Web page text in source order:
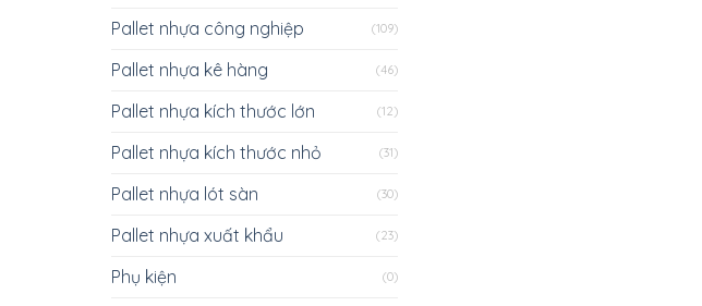
Pallet nhựa công nghiệp (109)
Pallet nhựa kê hàng (46)
Pallet nhựa kích thước lớn (12)
Pallet nhựa kích thước nhỏ (31)
Pallet nhựa lót sàn (30)
Pallet nhựa xuất khẩu (23)
Phụ kiện (0)